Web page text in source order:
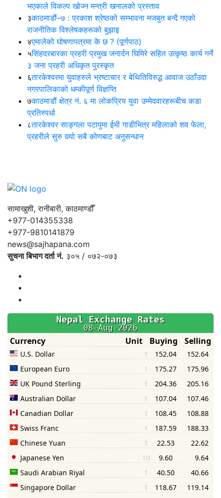
भएकाले विकल्प खोज्न मन्त्री खनालको प्रस्ताव
३काठमाडौं–७ : प्रकाश श्रेष्ठको सम्भावना मजबुत बन्दै गएको
राजनीतिक विश्लेषकहरूको बुझाइ
४एमालेको घोषणापत्रमा के छ ? (पूर्णपाठ)
५सिंहदरबारका प्रहरी प्रमुख जनार्दन घिमिरे सहित उत्कृष्ठ कार्य गर्ने
३ जना प्रहरी अधिकृत पुरस्कृत
६तारकेश्वरमा युवाहरुले भ्रष्टाचार र बेथितिविरुद्ध आवाज उठाँउदा
नगरपालिकाको धम्कीपूर्ण विज्ञप्ति
७काठमाडौं क्षेत्र नं. ६ मा लोकप्रिय युवा उम्मेदवारहरूबीच कडा
प्रतिस्पर्धा
८तारकेश्वर साङ्गला पटापुमा ईभी गाडीभित्र महिलाको शव फेला,
प्रहरीले सुरु गर्‍यो सबै कोणबाट अनुसन्धान
सामाखुशी, रानीबारी, काठमाण्डौँ
+977-014355338
+977-9810141879
news@sajhapana.com
सुचना बिभाग दर्ता नं. ३०५ / ०७२-०७३